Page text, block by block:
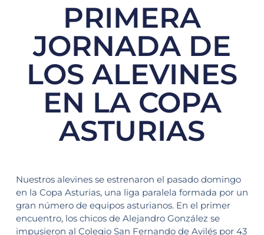
PRIMERA
JORNADA DE
LOS ALEVINES
EN LA COPA
ASTURIAS
Nuestros alevines se estrenaron el pasado domingo
en la Copa Asturias, una liga paralela formada por un
gran número de equipos asturianos. En el primer
encuentro, los chicos de Alejandro González se
impusieron al Colegio San Fernando de Avilés por 43